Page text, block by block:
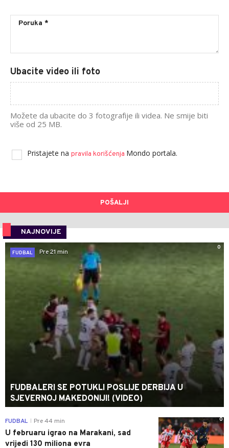
Ubacite video ili foto
Možete da ubacite do 3 fotografije ili videa. Ne smije biti
više od 25 MB.
Pristajete na pravila korišćenja Mondo portala.
POŠALJI
NAJNOVIJE
0
FUDBAL
Pre 21 min
FUDBALERI SE POTUKLI POSLIJE DERBIJA U
SJEVERNOJ MAKEDONIJI! (VIDEO)
0
FUDBAL Pre 44 min
U februaru igrao na Marakani, sad
vrijedi 130 miliona evra